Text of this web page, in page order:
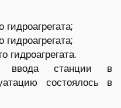
гидроагрегата.
ввода станции в
состоялось в